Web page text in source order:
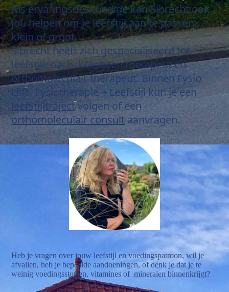
Als ervaringsdeskundige kan Sibrecht ook
jou helpen om je leefstijl aan te passen,
klein of groot.
Sibrecht heeft zich gespecialiseerd tot
leefstijlcoach, ketogeen therapeut en
orthomoleculair therapeut. Binnen Fysio
Liifs, Fysiotherapie + Leefstijl kun je een
leefstijltrajectvolgen of een
orthomoleculair consult aanvragen.
Heb je vragen over jouw leefstijl en voedingspatroon, wil je
afvallen, heb je bepaalde aandoeningen, of denk je dat je te
weinig voedingsstoffen, vitamines of mineralen binnenkrijgt?